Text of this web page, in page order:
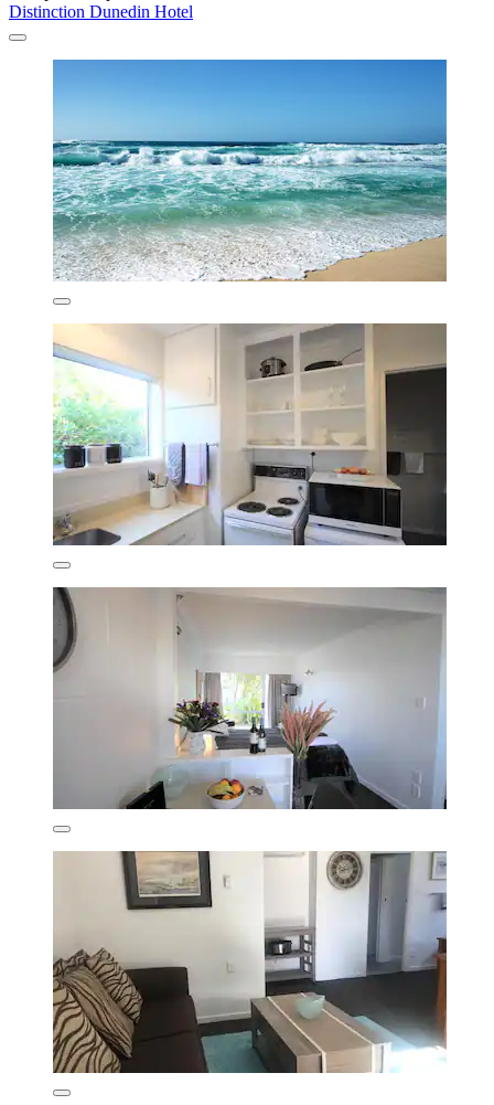
Distinction Dunedin Hotel